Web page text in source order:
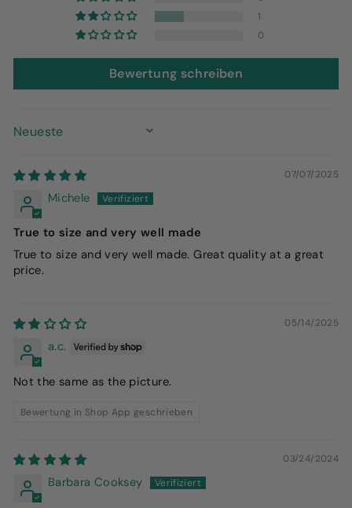
1
0
Bewertung schreiben
SORT BY
07/07/2025
Michele
True to size and very well made
True to size and very well made. Great quality at a great
price.
05/14/2025
a.c.
Not the same as the picture.
Bewertung in Shop App geschrieben
03/24/2024
Barbara Cooksey